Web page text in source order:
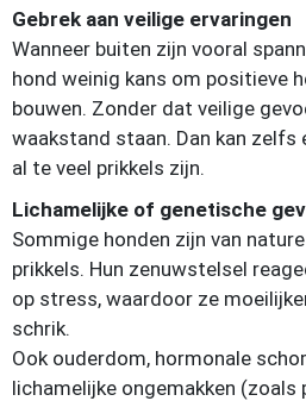
Gebrek aan veilige ervaringen
Wanneer buiten zijn vooral
hond weinig kans om positieve
bouwen. Zonder dat veilige
waakstand staan. Dan kan zelfs
al te veel prikkels zijn.
Lichamelijke of genetische
Sommige honden zijn van
prikkels. Hun zenuwstelsel
op stress, waardoor ze
schrik.
Ook ouderdom, hormonale
lichamelijke ongemakken (zoals